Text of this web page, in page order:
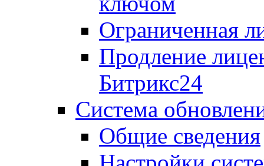
Ограниченная
Продление
Битрикс24
Система
Общие сведения